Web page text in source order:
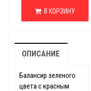
В КОРЗИНУ
ОПИСАНИЕ
Балансир зеленого
цвета с красным